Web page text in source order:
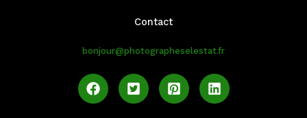
Contact
bonjour@photographeselestat.fr